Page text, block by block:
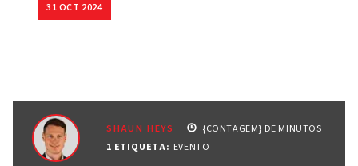
31 OCT 2024
SHAUN HEYS
{CONTAGEM} DE MINUTOS
1 ETIQUETA: EVENTO